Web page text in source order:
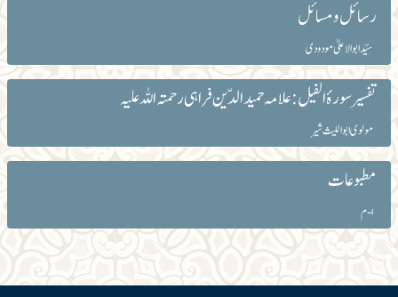
رسائل و مسائل
سیّد ابوالاعلیٰ مودودی
تفسیر سورۂ الفیل : علامہ حمید الدّین فراہی رحمتہ اللہ علیہ
مولوی ابو اللیث شیر
مطبوعات
ا-م